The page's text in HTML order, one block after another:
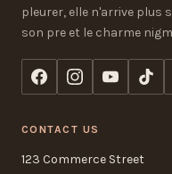
pleurer, elle n'arrive plus
son pre et le charme
CONTACT US
123 Commerce Street